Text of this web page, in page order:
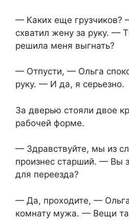
— Каких еще грузчиков?
схватил жену за руку. —
решила меня выгнать?
— Отпусти, — Ольга
руку. — И да, я серьезно.
За дверью стояли двое
рабочей форме.
— Здравствуйте, мы из
произнес старший. — Вы
для переезда?
— Да, проходите, —
комнату мужа. — Вещи